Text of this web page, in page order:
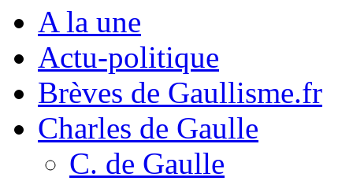
A la une
Actu-politique
Brèves de Gaullisme.fr
Charles de Gaulle
C. de Gaulle